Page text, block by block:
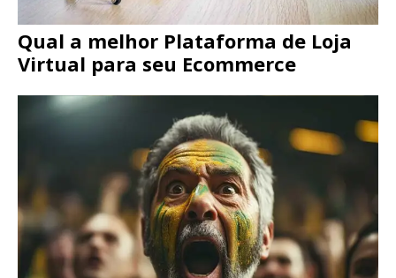
Qual a melhor Plataforma de Loja
Virtual para seu Ecommerce